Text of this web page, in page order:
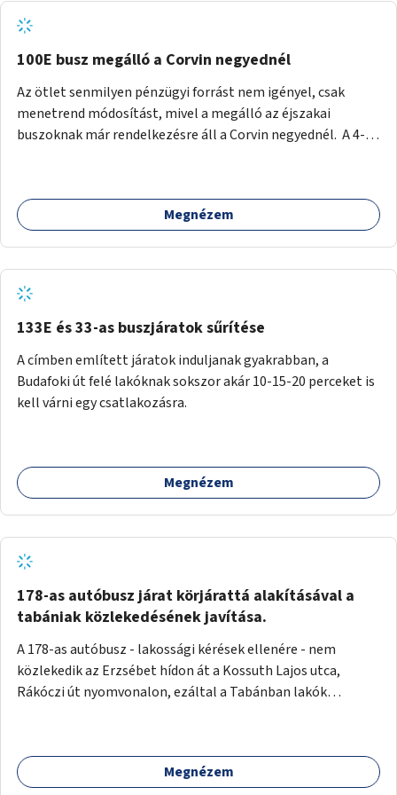
tud állni a megállóba. A környéken a tömegközlekedés
csúcsidőben már most is fullos, a Bosnyák téri beruházások
befejeztével hatványozódni fog az utazási igény.
100E busz megálló a Corvin negyednél
Az ötlet senmilyen pénzügyi forrást nem igényel, csak
menetrend módosítást, mivel a megálló az éjszakai
buszoknak már rendelkezésre áll a Corvin negyednél. A 4-es
ha a 100E reptéri busz a Corvin negyed metrómegállónál is
megállna - főleg éjjel, amikor a metró nem jár, és a 200E
nem hosszabbítaná meg sokkal, a 4-6 vonalán lakóknak
viszont a Kálvin tér-Corvin negyed utat megspórolva 10-15
perccel rövidítheti az utazási idejét.
Megnézem
133E és 33-as buszjáratok sűrítése
A címben említett járatok induljanak gyakrabban, a
Budafoki út felé lakóknak sokszor akár 10-15-20 perceket is
kell várni egy csatlakozásra.
Megnézem
178-as autóbusz járat körjárattá alakításával a
tabániak közlekedésének javítása.
A 178-as autóbusz - lakossági kérések ellenére - nem
közlekedik az Erzsébet hídon át a Kossuth Lajos utca,
Rákóczi út nyomvonalon, ezáltal a Tabánban lakók
járattal feljutni a Naphegyre, ahol iskola és óvoda is van a
körzetben élők számára. Megoldás lenne, ha a 178-as
Megnézem